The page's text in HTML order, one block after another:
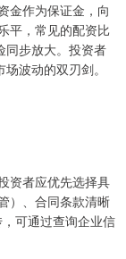
金作为保证金，向
平，常见的配资比
同步放大。投资者
波动的双刃剑。
资者应优先选择具
）、合同条款清晰
，可通过查询企业信